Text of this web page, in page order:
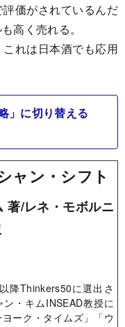
価がされているんだ
高く売れる。
れは日本酒でも応用
」に切り替える
ャン・シフト
著/レネ・モボルニ
降Thinkers50に選出さ
・キムINSEAD教授に
ーク・タイムズ」「ウ